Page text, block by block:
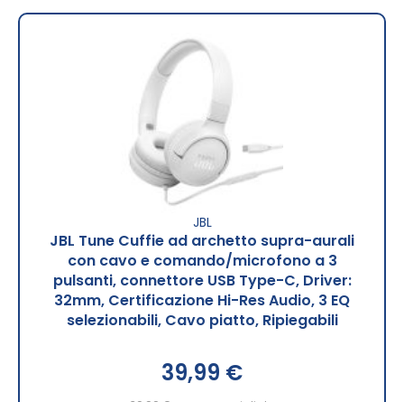
JBL
JBL Tune Cuffie ad archetto supra-aurali
con cavo e comando/microfono a 3
pulsanti, connettore USB Type-C, Driver:
32mm, Certificazione Hi-Res Audio, 3 EQ
selezionabili, Cavo piatto, Ripiegabili
39,99 €